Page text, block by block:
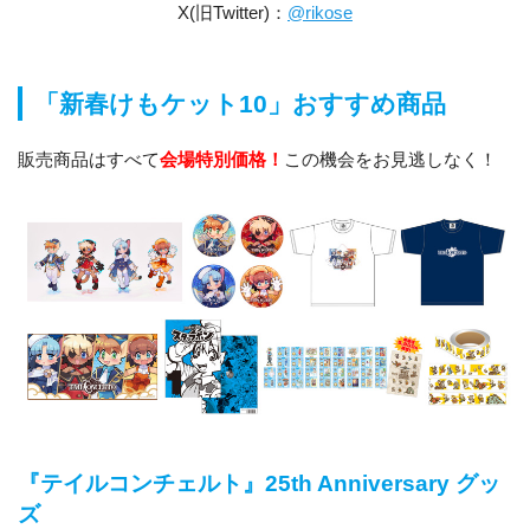
X(旧Twitter)： @rikose
「新春けもケット10」おすすめ商品
販売商品はすべて会場特別価格！ この機会をお見逃しなく！
『テイルコンチェルト』25th Anniversary グッ
ズ